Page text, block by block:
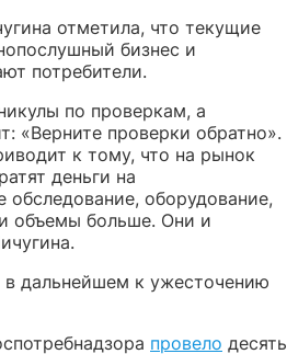
отметила, что текущие
бизнес и
потребители.
по проверкам, а
«Верните проверки обратно».
к тому, что на рынок
деньги на
оборудование,
объемы больше. Они и
дальнейшем к ужесточению
провело десять